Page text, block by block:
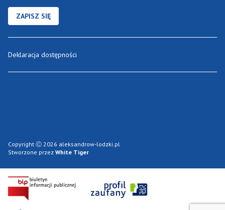
ZAPISZ SIĘ
Deklaracja dostępności
Copyright Ⓒ 2026 aleksandrow-lodzki.pl
Stworzone przez White Tiger